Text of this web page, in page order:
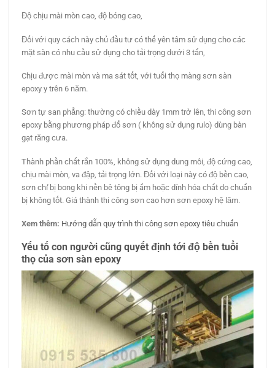
Độ chịu mài mòn cao, độ bóng cao,
Đối với quy cách này chủ đầu tư có thể yên tâm sử dụng cho các
mặt sàn có nhu cầu sử dụng cho tải trọng dưới 3 tấn,
Chịu được mài mòn và ma sát tốt, với tuổi thọ màng sơn sàn
epoxy y trên 6 năm.
Sơn tự san phẳng: thường có chiều dày 1mm trở lên, thi công sơn
epoxy bằng phương pháp đổ sơn ( không sử dụng rulo) dùng bàn
gạt răng cưa.
Thành phần chất rắn 100%, không sử dụng dung môi, độ cứng cao,
chịu mài mòn, va đập, tải trọng lớn. Đối với loại này có độ bền cao,
sơn chỉ bị bong khi nền bê tông bị ẩm hoặc dính hóa chất do chuẩn
bị không tốt. Giá thành thi công sơn cao hơn sơn epoxy hệ lăm.
Xem thêm: Hướng dẫn quy trình thi công sơn epoxy tiêu chuẩn
Yếu tố con người cũng quyết định tới độ bền tuổi
thọ của sơn sàn epoxy